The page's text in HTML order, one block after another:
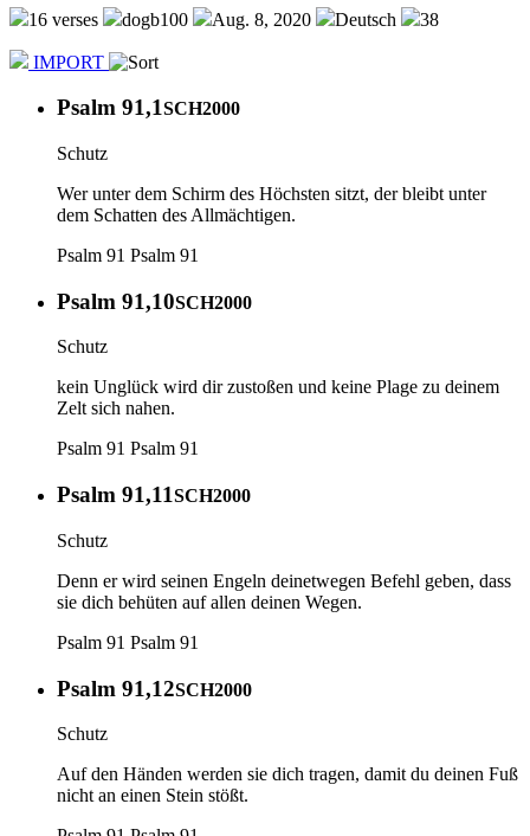
16 verses dogb100 Aug. 8, 2020 Deutsch 38
IMPORT
Psalm 91,1SCH2000
Schutz
Wer unter dem Schirm des Höchsten sitzt, der bleibt unter
dem Schatten des Allmächtigen.
Psalm 91 Psalm 91
Psalm 91,10SCH2000
Schutz
kein Unglück wird dir zustoßen und keine Plage zu deinem
Zelt sich nahen.
Psalm 91 Psalm 91
Psalm 91,11SCH2000
Schutz
Denn er wird seinen Engeln deinetwegen Befehl geben, dass
sie dich behüten auf allen deinen Wegen.
Psalm 91 Psalm 91
Psalm 91,12SCH2000
Schutz
Auf den Händen werden sie dich tragen, damit du deinen Fuß
nicht an einen Stein stößt.